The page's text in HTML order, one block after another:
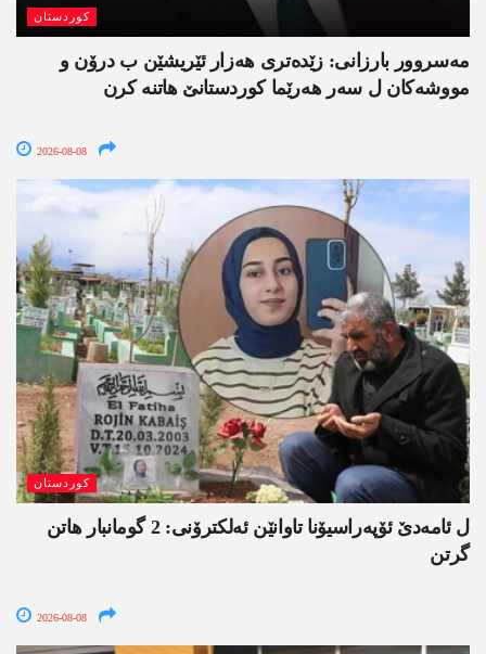
کوردستان
مەسروور بارزانی: زێدەتری ھەزار ئێریشێن ب درۆن و
مووشەکان ل سەر ھەرێما کوردستانێ ھاتنە کرن
2026-08-08
کوردستان
ل ئامەدێ ئۆپەراسیۆنا تاوانێن ئەلکترۆنی: 2 گومانبار ھاتن
گرتن
2026-08-08